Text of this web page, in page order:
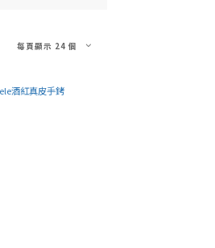
每頁顯示 24 個